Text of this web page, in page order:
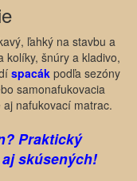
ľahký na stavbu a
kolíky, šnúry a kladivo,
spacák podľa sezóny
samonafukovacia
nafukovací matrac.
Praktický
skúsených!